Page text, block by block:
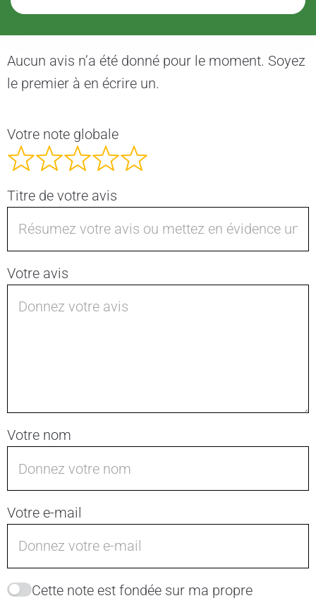
Aucun avis n’a été donné pour le moment. Soyez
le premier à en écrire un.
Votre note globale
Titre de votre avis
Votre avis
Votre nom
Votre e-mail
Cette note est fondée sur ma propre